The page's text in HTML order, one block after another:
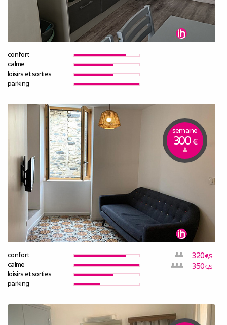
confort
calme
loisirs et sorties
parking
semaine
300€
confort
calme
loisirs et sorties
parking
320€/S
350€/S